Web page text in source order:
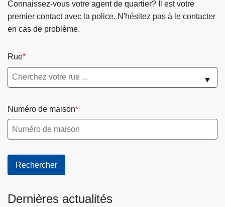
Connaissez-vous votre agent de quartier? Il est votre
premier contact avec la police. N'hésitez pas à le contacter
en cas de problème.
Rue
▼
Numéro de maison
Dernières actualités